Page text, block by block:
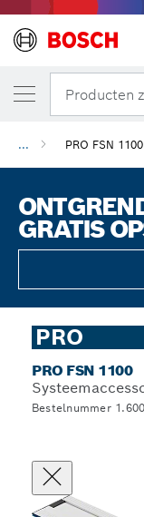
Producten
... PRO FSN 1100
GRATIS
PRO
PRO FSN 1100
Bestelnummer